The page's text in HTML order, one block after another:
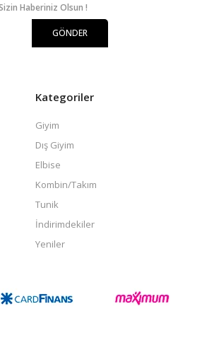
Haberiniz Olsun !
GÖNDER
Kategoriler
Giyim
Dış Giyim
Elbise
Kombin/Takım
Tunik
İndirimdekiler
Yeniler